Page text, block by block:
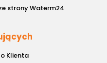
strony Waterm24
Klienta